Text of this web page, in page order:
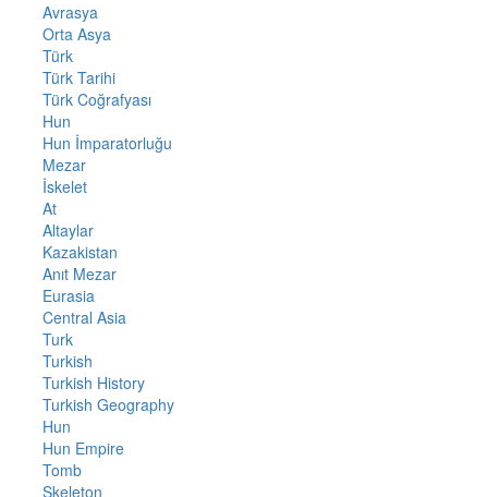
Avrasya
Orta Asya
Türk
Türk Tarihi
Türk Coğrafyası
Hun
Hun İmparatorluğu
Mezar
İskelet
At
Altaylar
Kazakistan
Anıt Mezar
Eurasia
Central Asia
Turk
Turkish
Turkish History
Turkish Geography
Hun
Hun Empire
Tomb
Skeleton